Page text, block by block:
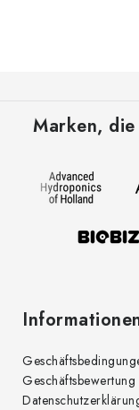
Marken,
Geschäftsbewertung